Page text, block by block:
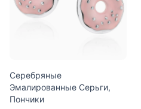
Серебряные
Эмалированные Серьги,
Пончики